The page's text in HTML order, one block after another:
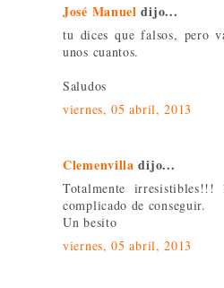
José Manuel dijo...
tu dices que falsos, pero
unos cuantos.
Saludos
viernes, 05 abril, 2013
Clemenvilla dijo...
Totalmente
complicado de conseguir.
Un besito
viernes, 05 abril, 2013